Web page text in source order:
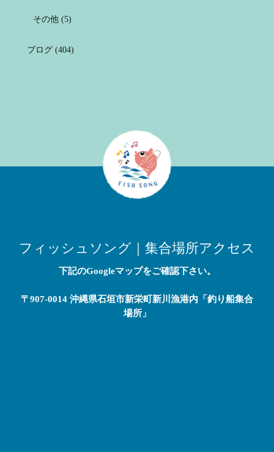
その他(5)
ブログ(404)
フィッシュソング｜集合場所アクセス
下記のGoogleマップをご確認下さい。
〒907-0014 沖縄県石垣市新栄町新川漁港内「釣り船集合
場所」